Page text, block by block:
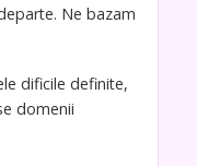
Ne bazam
dificile definite,
domenii